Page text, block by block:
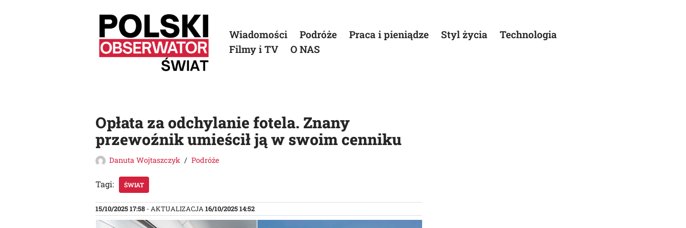
Przejdź
do
treści
Wiadomości Podróże Praca i pieniądze Styl życia
Technologia
Filmy i TV
O NAS
Opłata za odchylanie fotela. Znany
przewoźnik umieścił ją w swoim cenniku
Danuta Wojtaszczyk Podróże
Tagi: ŚWIAT
15/10/2025 17:58 - AKTUALIZACJA16/10/2025 14:52